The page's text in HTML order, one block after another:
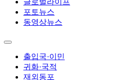
포토뉴스
동영상뉴스
출입국·이민
귀화·국적
재외동포